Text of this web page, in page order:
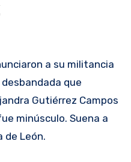
a su militancia
desbandada que
Gutiérrez Campos
minúsculo. Suena a
de León.